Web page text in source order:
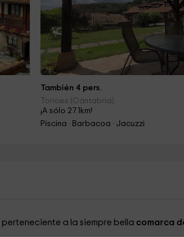
También 4 pers.
Torices (Cantabria)
¡A sólo 27.1km!
Piscina · Barbacoa · Jacuzzi
perteneciente a la siempre bella comarca